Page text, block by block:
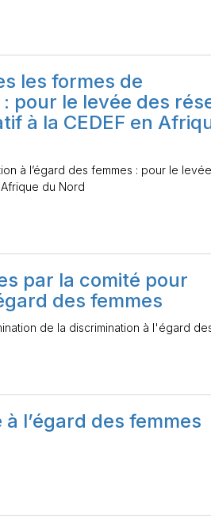
les formes de
pour le levée des
à la CEDEF en
à l’égard des femmes : pour le
du Nord
par la comité pour
des femmes
de la discrimination à l'égard
l’égard des femmes